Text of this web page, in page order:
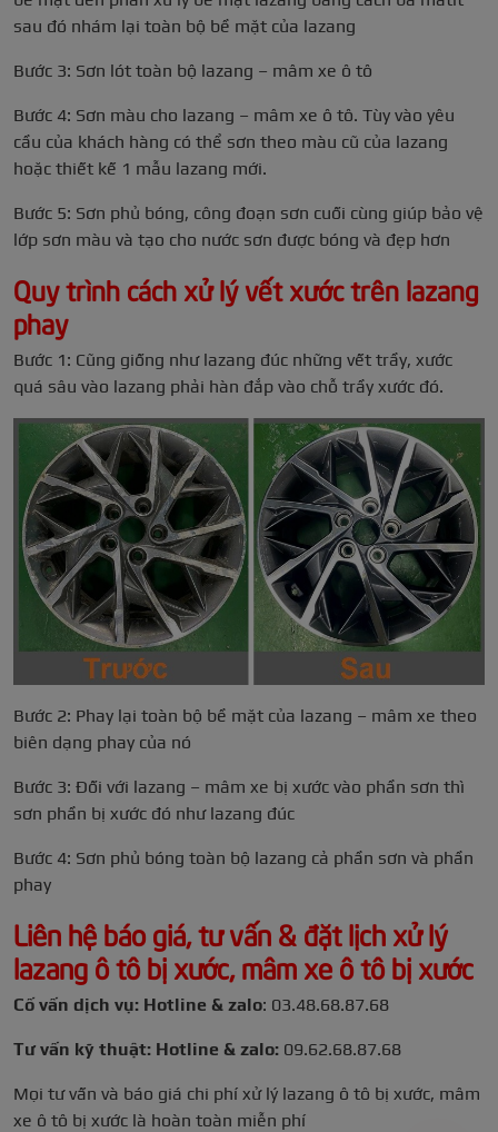
sau đó nhám lại toàn bộ bề mặt của lazang
Bước 3: Sơn lót toàn bộ lazang – mâm xe ô tô
Bước 4: Sơn màu cho lazang – mâm xe ô tô. Tùy vào yêu
cầu của khách hàng có thể sơn theo màu cũ của lazang
hoặc thiết kế 1 mẫu lazang mới.
Bước 5: Sơn phủ bóng, công đoạn sơn cuối cùng giúp bảo vệ
lớp sơn màu và tạo cho nước sơn được bóng và đẹp hơn
Quy trình cách xử lý vết xước trên lazang
phay
Bước 1: Cũng giống như lazang đúc những vết trầy, xước
quá sâu vào lazang phải hàn đắp vào chỗ trầy xước đó.
Bước 2: Phay lại toàn bộ bề mặt của lazang – mâm xe theo
biên dạng phay của nó
Bước 3: Đối với lazang – mâm xe bị xước vào phần sơn thì
sơn phần bị xước đó như lazang đúc
Bước 4: Sơn phủ bóng toàn bộ lazang cả phần sơn và phần
phay
Liên hệ báo giá, tư vấn & đặt lịch xử lý
lazang ô tô bị xước, mâm xe ô tô bị xước
Cố vấn dịch vụ: Hotline & zalo: 03.48.68.87.68
Tư vấn kỹ thuật: Hotline & zalo: 09.62.68.87.68
Mọi tư vấn và báo giá chi phí xử lý lazang ô tô bị xước, mâm
xe ô tô bị xước là hoàn toàn miễn phí